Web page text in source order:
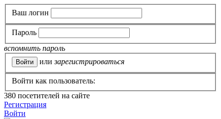
Ваш логин
Пароль
вспомнить пароль
или зарегистрироваться
Войти как пользователь:
380 посетителей на сайте
Регистрация
Войти